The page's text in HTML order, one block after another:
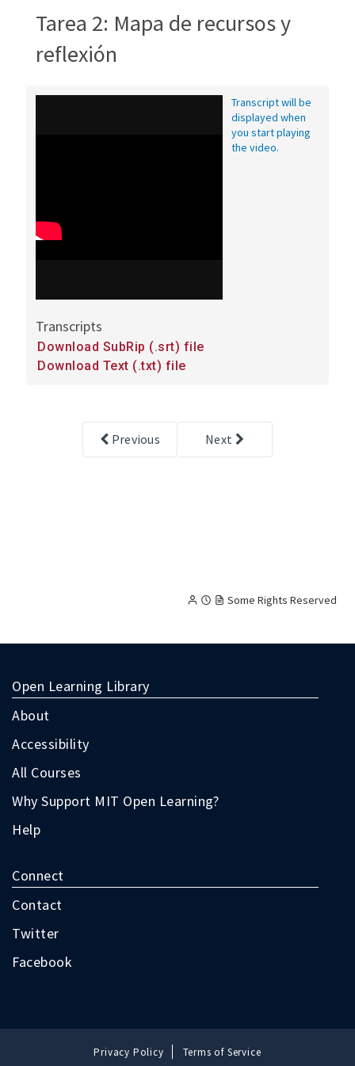
Tarea 2: Mapa de recursos y
reflexión
Transcript will be
displayed when
you start playing
the video.
Downloads
and
Transcripts
Download SubRip (.srt) file
Download Text (.txt) file
Previous Next
Creative
content,
as
Attribution
Noncommercial
Some Rights Reserved
Open Learning Library
About
Accessibility
All Courses
Why Support MIT Open Learning?
Help
Connect
Contact
Twitter
Facebook
Privacy Policy Terms of Service